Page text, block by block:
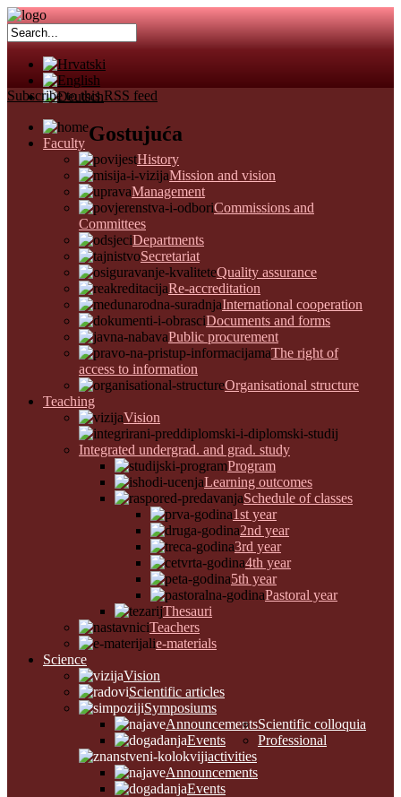
Faculty
History
Mission and vision
Management
Commissions and
Committees
Departments
Secretariat
Quality assurance
Re-accreditation
International cooperation
Documents and forms
Public procurement
The right of
access to information
Organisational structure
Teaching
Vision
Integrated undergrad. and grad. study
Program
Learning outcomes
Schedule of classes
1st year
2nd year
3rd year
4th year
5th year
Pastoral year
Thesauri
Teachers
e-materials
Science
Vision
Scientific articles
Symposiums
Announcements
Events
Scientific colloquia
Announcements
Events
Professional
activities
Subscribe to this RSS feed
Gostujuća